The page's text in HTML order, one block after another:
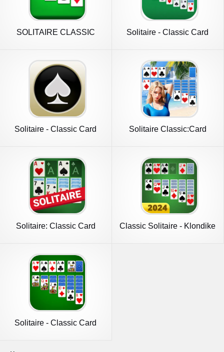
SOLITAIRE CLASSIC
Solitaire - Classic Card
Solitaire - Classic Card
Solitaire Classic:Card
Solitaire: Classic Card
Classic Solitaire - Klondike
Solitaire - Classic Card